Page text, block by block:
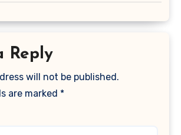
Reply
will not be published.
are marked *